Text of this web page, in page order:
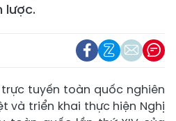
lược.
tuyến toàn quốc nghiên
và triển khai thực hiện Nghị